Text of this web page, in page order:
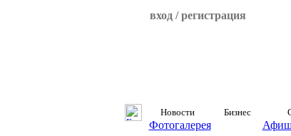
вход / регистрация
Новости Бизнес
Фотогалерея